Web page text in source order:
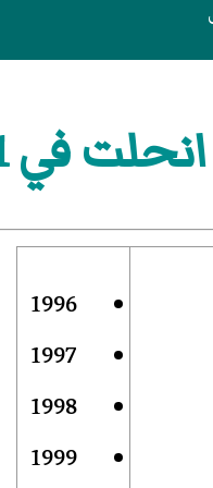
في 2001
1996
1997
1998
1999